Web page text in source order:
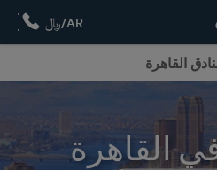
AR/﷼
القاهرة
القاهرة